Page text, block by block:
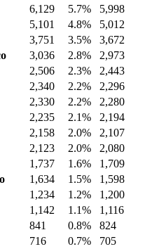
6,129 5.7% 5,998
5,101 4.8% 5,012
3,751 3.5% 3,672
3,036 2.8% 2,973
2,506 2.3% 2,443
2,340 2.2% 2,296
2,330 2.2% 2,280
2,235 2.1% 2,194
2,158 2.0% 2,107
2,123 2.0% 2,080
1,737 1.6% 1,709
1,634 1.5% 1,598
1,234 1.2% 1,200
1,142 1.1% 1,116
841 0.8% 824
716 0.7% 705